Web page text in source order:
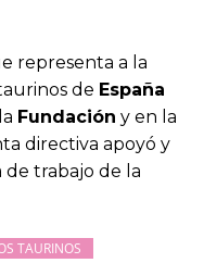
representa a la
de España
Fundación y en la
directiva apoyó y
trabajo de la
TAURINOS